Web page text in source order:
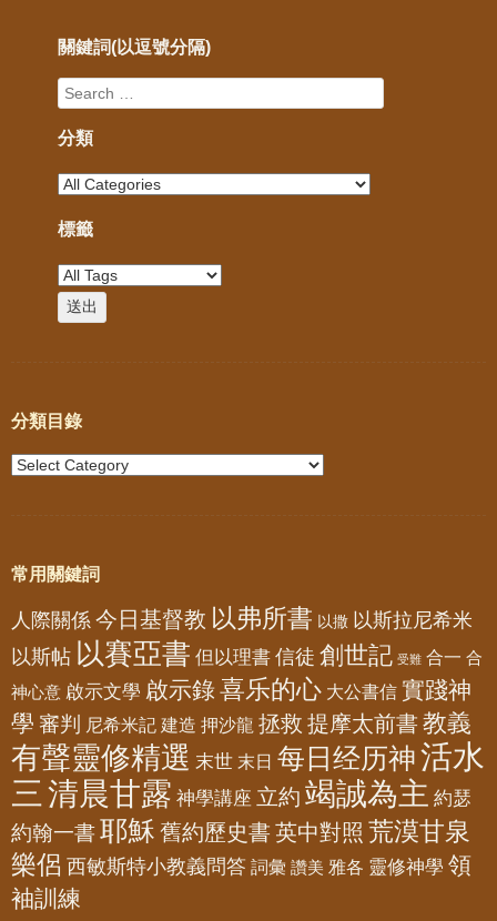
關鍵詞(以逗號分隔)
分類
標籤
分類目錄
常用關鍵詞
人際關係 今日基督教 以弗所書 以撒 以斯拉尼希米
以斯帖 以賽亞書 但以理書 信徒 創世記 受難 合一 合
神心意 啟示文學 啟示錄喜乐的心 大公書信 實踐神
學 審判 尼希米記 建造 押沙龍 拯救 提摩太前書 教義
有聲靈修精選 末世 末日 每日经历神活水
三 清晨甘露 神學講座 立約 竭誠為主 約瑟
約翰一書耶穌 舊約歷史書 英中對照 荒漠甘泉
樂侶 西敏斯特小教義問答 詞彙 讚美 雅各 靈修神學 領
袖訓練